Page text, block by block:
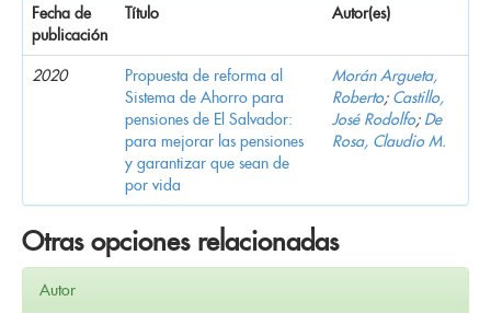
Fecha de
publicación
Título Autor(es)
2020
Propuesta de reforma al
Sistema de Ahorro para
pensiones de El Salvador:
para mejorar las pensiones
y garantizar que sean de
por vida
Morán Argueta,
Roberto; Castillo,
José Rodolfo; De
Rosa, Claudio M.
Otras opciones relacionadas
Autor